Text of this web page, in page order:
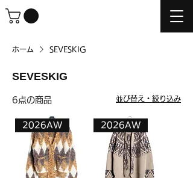
ホーム SEVESKIG
SEVESKIG
6点の商品 並び替え・絞り込み
2026AW 2026AW